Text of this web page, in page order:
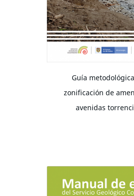
Guía
zonificación de
avenidas